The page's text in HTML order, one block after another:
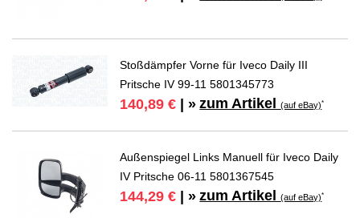
Stoßdämpfer Vorne für Iveco Daily III
Pritsche IV 99-11 5801345773
140,89 € | » zum Artikel(auf eBay)*
Außenspiegel Links Manuell für Iveco Daily
IV Pritsche 06-11 5801367545
144,29 € | » zum Artikel(auf eBay)*